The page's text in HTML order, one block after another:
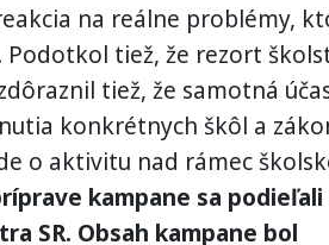
na reálne problémy,
Podotkol tiež, že rezort
tiež, že samotná
konkrétnych škôl a
o aktivitu nad rámec
kampane sa
SR. Obsah kampane bol